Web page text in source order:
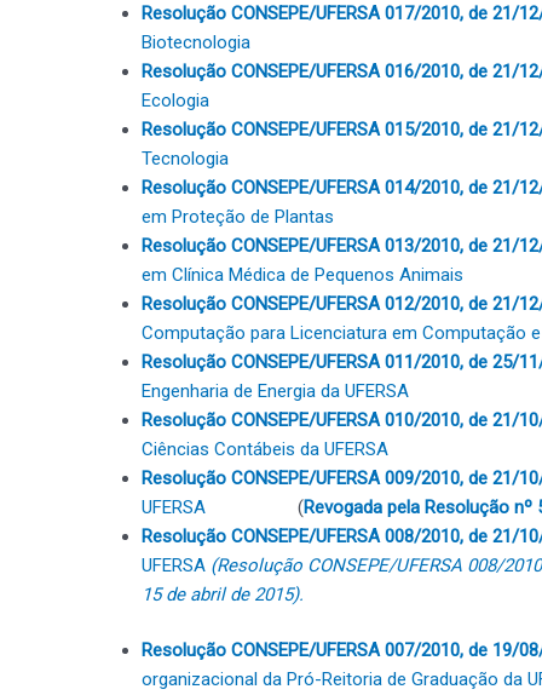
Resolução CONSEPE/UFERSA 017/2010, de 21/
Biotecnologia
Resolução CONSEPE/UFERSA 016/2010, de 21/
Ecologia
Resolução CONSEPE/UFERSA 015/2010, de 21/
Tecnologia
Resolução CONSEPE/UFERSA 014/2010, de 21/
em Proteção de Plantas
Resolução CONSEPE/UFERSA 013/2010, de 21/
em Clínica Médica de Pequenos Animais
Resolução CONSEPE/UFERSA 012/2010, de 21/
Computação para Licenciatura em Computação
Resolução CONSEPE/UFERSA 011/2010, de 25/
Engenharia de Energia da UFERSA
Resolução CONSEPE/UFERSA 010/2010, de 21/
Ciências Contábeis da UFERSA
Resolução CONSEPE/UFERSA 009/2010, de 21/
UFERSA (Revogada pela Resolução
Resolução CONSEPE/UFERSA 008/2010, de 21/
UFERSA (Resolução CONSEPE/UFERSA 008/
15 de abril de 2015).
Resolução CONSEPE/UFERSA 007/2010, de 19/
organizacional da Pró-Reitoria de Graduação da